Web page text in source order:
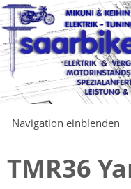
Navigation einblenden
TMR36